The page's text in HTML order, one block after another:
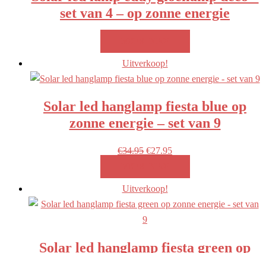
set van 4 – op zonne energie
Uitverkoop!
Solar led hanglamp fiesta blue op
zonne energie – set van 9
€34.95 Oorspronkelijke
was:
€34.95.
€27.95Huidige
is:
Uitverkoop!
Solar led hanglamp fiesta green op